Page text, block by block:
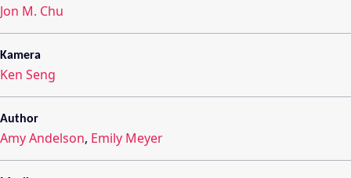
Jon M. Chu
Kamera
Ken Seng
Author
Amy Andelson, Emily Meyer